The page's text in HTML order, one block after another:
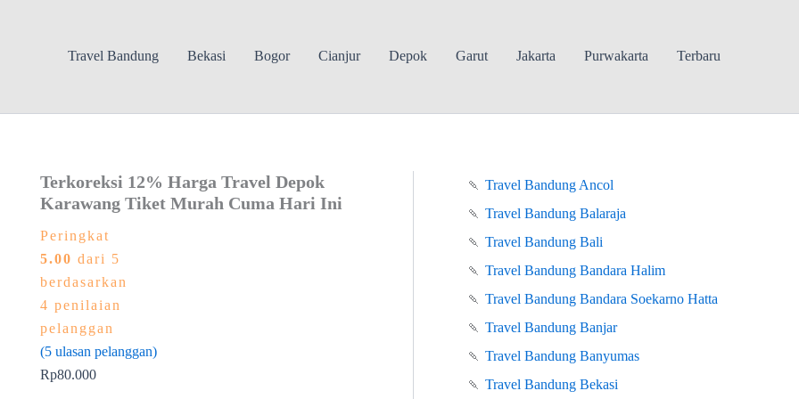
Travel Bandung Bekasi Bogor Cianjur Depok Garut Jakarta Purwakarta Terbaru
Terkoreksi 12% Harga Travel Depok
Karawang Tiket Murah Cuma Hari Ini
Peringkat
5.00 dari 5
berdasarkan
4 penilaian
pelanggan
(5ulasan pelanggan)
Rp80.000
🍡 Travel Bandung Ancol
🍡 Travel Bandung Balaraja
🍡 Travel Bandung Bali
🍡 Travel Bandung Bandara Halim
🍡 Travel Bandung Bandara Soekarno Hatta
🍡 Travel Bandung Banjar
🍡 Travel Bandung Banyumas
🍡 Travel Bandung Bekasi